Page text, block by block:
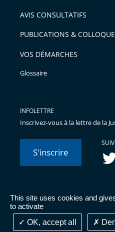
This site uses cookies and
to activate
OK, accept all
avant
AVIS CONSULTATIFS
PUBLICATIONS &
VOS DÉMARCHES
Glossaire
INFOLETTRE
Inscrivez-vous à la lettre de la
S'inscrire
© Conseil d'État 2026 -
personnelles-Publications
partiellement conforme